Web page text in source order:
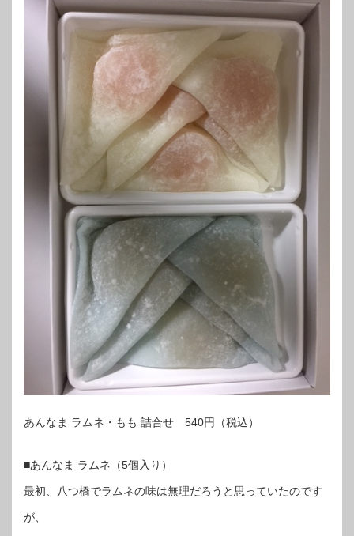
あんなま ラムネ・もも 詰合せ 540円（税込）
■あんなま ラムネ（5個入り）
最初、八つ橋でラムネの味は無理だろうと思っていたのです
が、